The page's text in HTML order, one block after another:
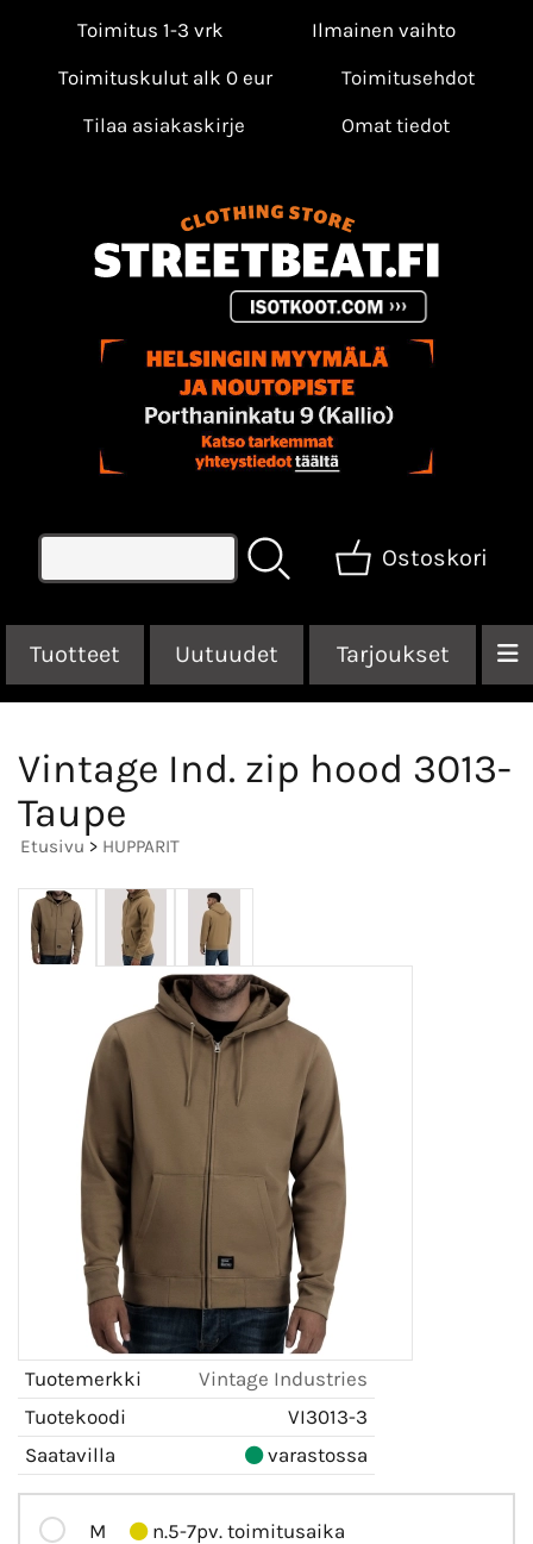
Toimitus 1-3 vrk
Ilmainen vaihto
Toimituskulut alk 0 eur
Toimitusehdot
Tilaa asiakaskirje
Omat tiedot
Ostoskori
Tuotteet Uutuudet Tarjoukset
Vintage Ind. zip hood 3013-
Taupe
Etusivu > HUPPARIT
Tuotemerkki
Vintage Industries
Tuotekoodi
VI3013-3
Saatavilla
varastossa
M n.5-7pv. toimitusaika